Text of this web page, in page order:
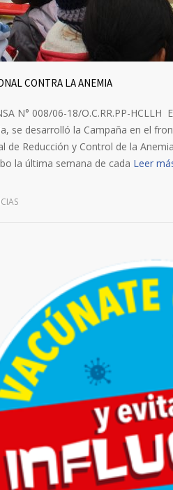
CONTRA LA ANEMIA
N° 008/06-18/O.C.RR.PP-
se desarrolló la Campaña en el
de Reducción y Control de la
la última semana de cada Leer